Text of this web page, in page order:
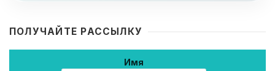
ПОЛУЧАЙТЕ РАССЫЛКУ
Имя